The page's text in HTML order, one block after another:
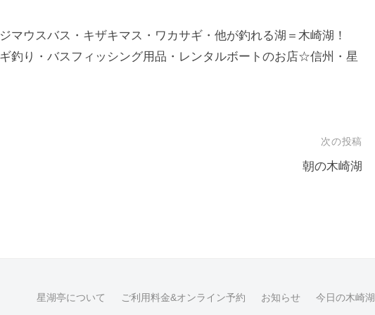
マウスバス・キザキマス・ワカサギ・他が釣れる湖＝木崎湖！
釣り・バスフィッシング用品・レンタルボートのお店☆信州・星
次の投稿
朝の木崎湖
星湖亭について ご利用料金&オンライン予約 お知らせ 今日の木崎湖